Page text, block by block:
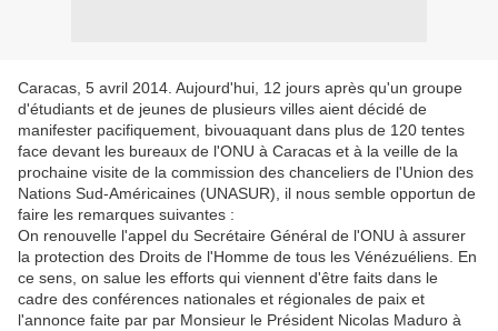
Caracas, 5 avril 2014. Aujourd'hui, 12 jours après qu'un groupe
d'étudiants et de jeunes de plusieurs villes aient décidé de
manifester pacifiquement, bivouaquant dans plus de 120 tentes
face devant les bureaux de l'ONU à Caracas et à la veille de la
prochaine visite de la commission des chanceliers de l'Union des
Nations Sud-Américaines (UNASUR), il nous semble opportun de
faire les remarques suivantes :
On renouvelle l'appel du Secrétaire Général de l'ONU à assurer
la protection des Droits de l'Homme de tous les Vénézuéliens. En
ce sens, on salue les efforts qui viennent d'être faits dans le
cadre des conférences nationales et régionales de paix et
l'annonce faite par par Monsieur le Président Nicolas Maduro à